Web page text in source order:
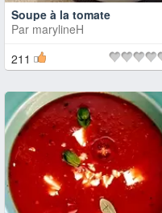
Soupe à la tomate
Par marylineH
211